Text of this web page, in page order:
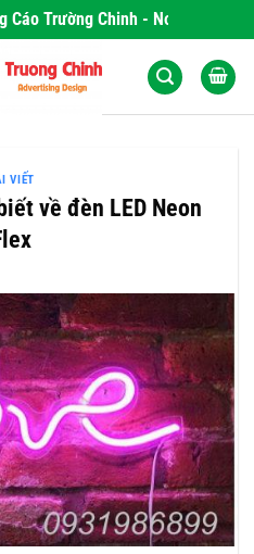
Cáo Trường Chinh - Nơi Khơi
VIẾT
về đèn LED Neon